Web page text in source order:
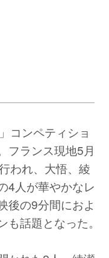
コンペティショ
フランス現地5月
われ、大悟、綾
4人が華やかなレ
後の9分間におよ
話題となった。